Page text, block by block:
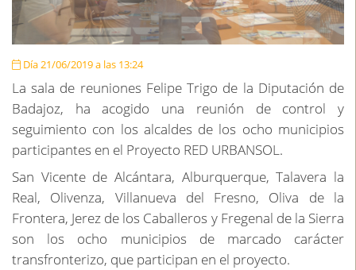
Día 21/06/2019 a las 13:24
La sala de reuniones Felipe Trigo de la Diputación de
Badajoz, ha acogido una reunión de control y
seguimiento con los alcaldes de los ocho municipios
participantes en el Proyecto RED URBANSOL.
San Vicente de Alcántara, Alburquerque, Talavera la
Real, Olivenza, Villanueva del Fresno, Oliva de la
Frontera, Jerez de los Caballeros y Fregenal de la Sierra
son los ocho municipios de marcado carácter
transfronterizo, que participan en el proyecto.